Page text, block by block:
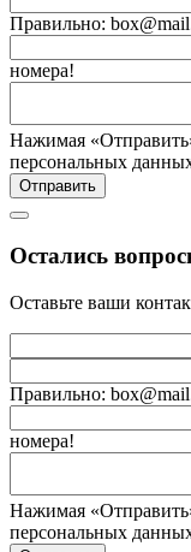
Правильно:
номера!
Нажимая
персональных
Отправить
Остались
Оставьте ваши
Правильно:
номера!
Нажимая
персональных